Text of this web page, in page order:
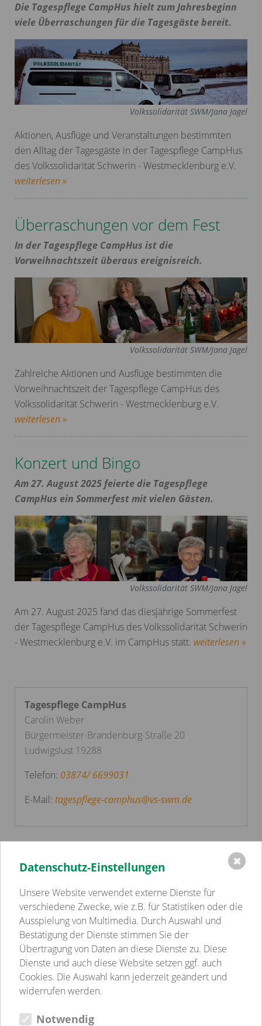
Die Tagespflege CampHus hielt zum Jahresbeginn
viele Überraschungen für die Tagesgäste bereit.
Volkssolidarität SWM/Jana Jagel
Aktionen, Ausflüge und Veranstaltungen bestimmten
den Alltag der Tagesgäste in der Tagespflege CampHus
des Volkssolidarität Schwerin - Westmecklenburg e.V.
weiterlesen »
Überraschungen vor dem Fest
In der Tagespflege CampHus ist die
Vorweihnachtszeit überaus ereignisreich.
Volkssolidarität SWM/Jana Jagel
Zahlreiche Aktionen und Ausflüge bestimmten die
Vorweihnachtszeit der Tagespflege CampHus des
Volkssolidarität Schwerin - Westmecklenburg e.V.
weiterlesen »
Konzert und Bingo
Am 27. August 2025 feierte die Tagespflege
CampHus ein Sommerfest mit vielen Gästen.
Volkssolidarität SWM/Jana Jagel
Am 27. August 2025 fand das diesjährige Sommerfest
der Tagespflege CampHus des Volkssolidarität Schwerin
- Westmecklenburg e.V. im CampHus statt. weiterlesen »
Tagespflege CampHus
Carolin Weber
Bürgermeister-Brandenburg-Straße 20
Ludwigslust 19288
Telefon: 03874/ 6699031
E-Mail: tagespflege-camphus@vs-swm.de
Einrichtungen
Volkssolidarität Schwerin - Westmecklenburg e.V.
Kindertagesstätten
Pflege
Betreutes Wohnen
Sozialpsychiatrie
Jugend-, Familien- & Schulsozialarbeit
Begegnungsstätten
Gastronomie
Datenschutz-Einstellungen
Unsere Website verwendet externe Dienste für
verschiedene Zwecke, wie z.B. für Statistiken oder die
Ausspielung von Multimedia. Durch Auswahl und
Bestätigung der Dienste stimmen Sie der
Übertragung von Daten an diese Dienste zu. Diese
Dienste und auch diese Website setzen ggf. auch
Cookies. Die Auswahl kann jederzeit geändert und
widerrufen werden.
Notwendig
✖